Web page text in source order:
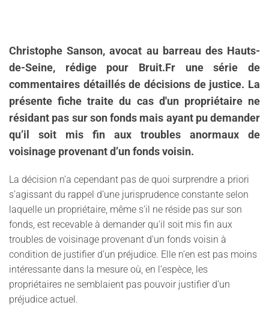
Christophe Sanson, avocat au barreau des Hauts-
de-Seine, rédige pour Bruit.Fr une série de
commentaires détaillés de décisions de justice. La
présente fiche traite du cas d'un propriétaire ne
résidant pas sur son fonds mais ayant pu demander
qu’il soit mis fin aux troubles anormaux de
voisinage provenant d’un fonds voisin.
La décision n’a cependant pas de quoi surprendre a priori
s’agissant du rappel d’une jurisprudence constante selon
laquelle un propriétaire, même s'il ne réside pas sur son
fonds, est recevable à demander qu'il soit mis fin aux
troubles de voisinage provenant d'un fonds voisin à
condition de justifier d’un préjudice. Elle n’en est pas moins
intéressante dans la mesure où, en l’espèce, les
propriétaires ne semblaient pas pouvoir justifier d’un
préjudice actuel.